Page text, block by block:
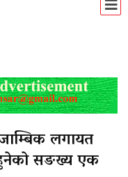
लगायत
हुनेकाे सङख्य एक